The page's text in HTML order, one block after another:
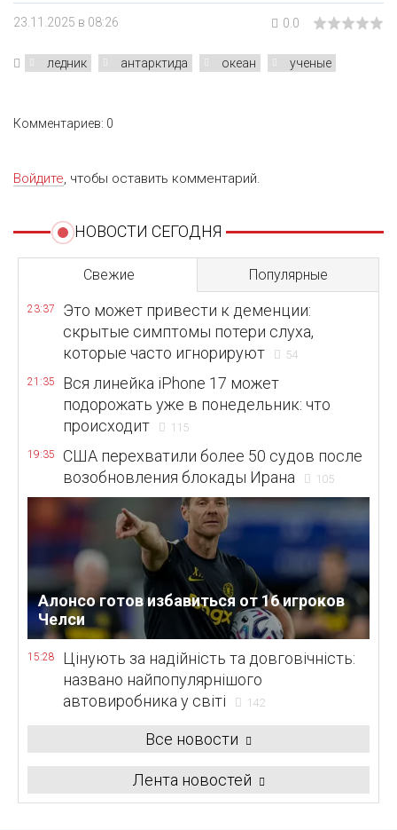
23.11.2025 в 08:26 0.0
ледник антарктида океан ученые
Комментариев: 0
Войдите, чтобы оставить комментарий.
НОВОСТИ СЕГОДНЯ
Свежие Популярные
23:37
Это может привести к деменции:
скрытые симптомы потери слуха,
которые часто игнорируют
54
21:35
Вся линейка iPhone 17 может
подорожать уже в понедельник: что
происходит
115
19:35
США перехватили более 50 судов после
возобновления блокады Ирана
105
Алонсо готов избавиться от 16 игроков
Челси
15:28
Цінують за надійність та довговічність:
названо найпопулярнішого
автовиробника у світі
142
Все новости
Лента новостей